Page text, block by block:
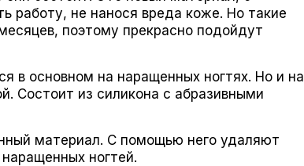
работу, не нанося вреда коже. Но такие
поэтому прекрасно подойдут
в основном на наращенных ногтях. Но и на
Состоит из силикона с абразивными
материал. С помощью него удаляют
ногтей.